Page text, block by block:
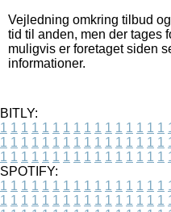
Vejledning omkring tilbud
tid til anden, men der tages
muligvis er foretaget siden
informationer.
BITLY:
1 1 1 1 1 1 1 1 1 1 1 1 1 1 1 1
1 1 1 1 1 1 1 1 1 1 1 1 1 1 1 1
1 1 1 1 1 1 1 1 1 1 1 1 1 1 1 1
SPOTIFY:
1 1 1 1 1 1 1 1 1 1 1 1 1 1 1 1
1 1 1 1 1 1 1 1 1 1 1 1 1 1 1 1